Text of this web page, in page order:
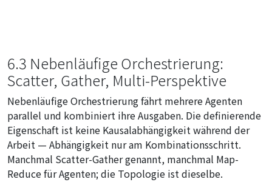
6.3 Nebenläufige Orchestrierung:
Scatter, Gather, Multi-Perspektive
Nebenläufige Orchestrierung fährt mehrere Agenten
parallel und kombiniert ihre Ausgaben. Die definierende
Eigenschaft ist keine Kausalabhängigkeit während der
Arbeit — Abhängigkeit nur am Kombinationsschritt.
Manchmal Scatter-Gather genannt, manchmal Map-
Reduce für Agenten; die Topologie ist dieselbe.